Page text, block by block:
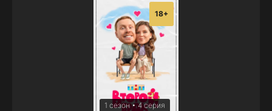
1 сезон • 4 серия
18+